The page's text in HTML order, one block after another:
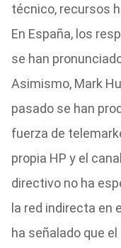
técnico, recursos
En España, los
se han
Asimismo, Mark
pasado se han
fuerza de
propia HP y el
directivo no ha
la red indirecta en
ha señalado que